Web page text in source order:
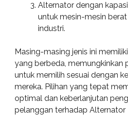
Alternator dengan
untuk mesin-mesin
industri.
Masing-masing jenis ini
yang berbeda, memungkinkan
untuk memilih sesuai dengan
mereka. Pilihan yang tepat
optimal dan keberlanjutan
pelanggan terhadap Alternator